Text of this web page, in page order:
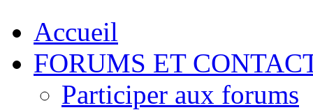
Accueil
FORUMS ET
Participer aux forums